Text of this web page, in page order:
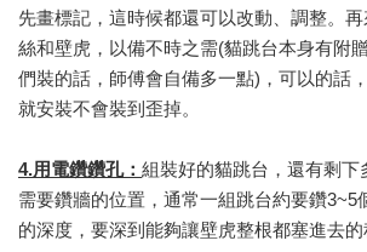
先畫標記，這時候都還可以改動、調整。
絲和壁虎，以備不時之需(貓跳台本身有附
們裝的話，師傅會自備多一點)，可以的話
就安裝不會裝到歪掉。
4.用電鑽鑽孔： 組裝好的貓跳台，還有剩下
需要鑽牆的位置，通常一組跳台約要鑽3~5
的深度，要深到能夠讓壁虎整根都塞進去的